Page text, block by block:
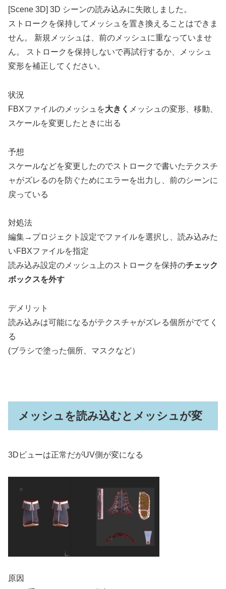
[Scene 3D] 3D シーンの読み込みに失敗しました。
ストロークを保持してメッシュを置き換えることはできま
せん。 新規メッシュは、前のメッシュに重なっていませ
ん。 ストロークを保持しないで再試行するか、メッシュ
変形を補正してください。
状況
FBXファイルのメッシュを大きく メッシュの変形、移動、
スケールを変更したときに出る
予想
スケールなどを変更したのでストロークで書いたテクスチ
ャがズレるのを防ぐためにエラーを出力し、前のシーンに
戻っている
対処法
編集→プロジェクト設定でファイルを選択し、読み込みた
いFBXファイルを指定
読み込み設定のメッシュ上のストロークを保持のチェック
ボックスを外す
デメリット
読み込みは可能になるがテクスチャがズレる個所がでてく
る
(ブラシで塗った個所、マスクなど）
メッシュを読み込むとメッシュが変
3Dビューは正常だがUV側が変になる
原因